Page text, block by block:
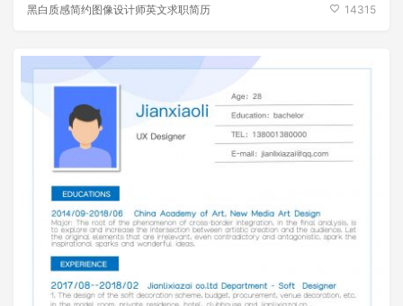
黑白质感简约图像设计师英文求职简历 14315